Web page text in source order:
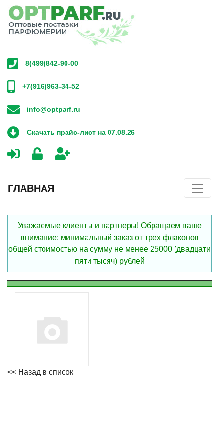
8(499)842-90-00
+7(916)963-34-52
info@optparf.ru
Скачать прайс-лист на 07.08.26
ГЛАВНАЯ
Уважаемые клиенты и партнеры! Обращаем ваше
внимание: минимальный заказ от трех флаконов
общей стоимостью на сумму не менее 25000 (двадцати
пяти тысяч) рублей
<< Назад в список